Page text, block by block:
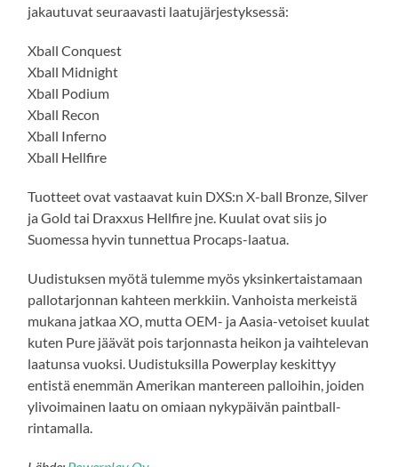
jakautuvat seuraavasti laatujärjestyksessä:
Xball Conquest
Xball Midnight
Xball Podium
Xball Recon
Xball Inferno
Xball Hellfire
Tuotteet ovat vastaavat kuin DXS:n X-ball Bronze, Silver
ja Gold tai Draxxus Hellfire jne. Kuulat ovat siis jo
Suomessa hyvin tunnettua Procaps-laatua.
Uudistuksen myötä tulemme myös yksinkertaistamaan
pallotarjonnan kahteen merkkiin. Vanhoista merkeistä
mukana jatkaa XO, mutta OEM- ja Aasia-vetoiset kuulat
kuten Pure jäävät pois tarjonnasta heikon ja vaihtelevan
laatunsa vuoksi. Uudistuksilla Powerplay keskittyy
entistä enemmän Amerikan mantereen palloihin, joiden
ylivoimainen laatu on omiaan nykypäivän paintball-
rintamalla.